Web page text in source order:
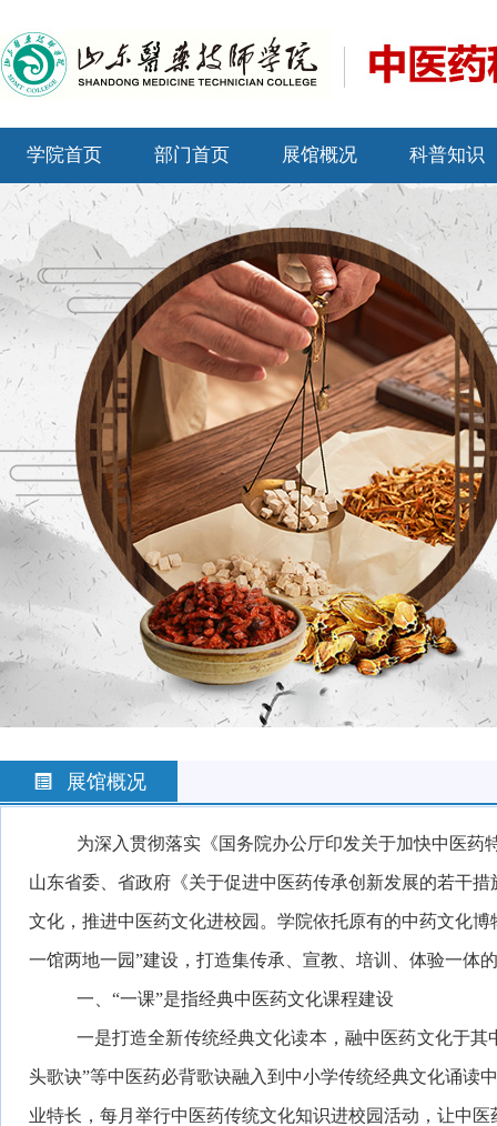
学院首页 部门首页 展馆概况 科普知识
展馆概况
为深入贯彻落实《国务院办公厅印发关于加快中医药
山东省委、省政府《关于促进中医药传承创新发展的若干
文化，推进中医药文化进校园。学院依托原有的中药文化博
一馆两地一园”建设，打造集传承、宣教、培训、体验一体
一、“一课”是指经典中医药文化课程建设
一是打造全新传统经典文化读本，融中医药文化于其
头歌诀”等中医药必背歌诀融入到中小学传统经典文化诵读
业特长，每月举行中医药传统文化知识进校园活动，让中